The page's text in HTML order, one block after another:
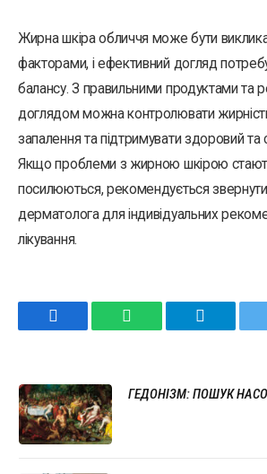
Жирна шкіра обличчя може бути
факторами, і ефективний догляд
балансу. З правильними продуктами та
доглядом можна контролювати
запалення та підтримувати здоровий та
Якщо проблеми з жирною шкірою
посилюються, рекомендується
дерматолога для індивідуальних
лікування.
Facebook WhatsApp Telegram
ГЕДОНІЗМ: ПОШУК